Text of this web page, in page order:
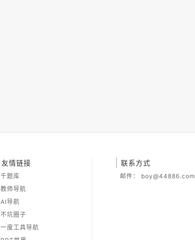
友情链接
千题库
教师导航
AI导航
不坑圈子
一度工具导航
联系方式
邮件： boy@44886.com